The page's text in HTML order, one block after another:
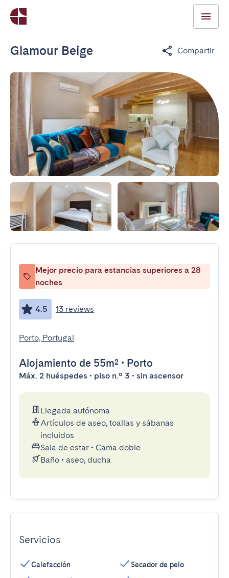
Glamour Beige Compartir
Mejor precio para estancias superiores a 28
noches
4.5 13 reviews
Porto, Portugal
Alojamiento de 55m² • Porto
Máx. 2 huéspedes • piso n.º 3 • sin ascensor
Llegada autónoma
Artículos de aseo, toallas y sábanas
incluidos
Sala de estar • Cama doble
Baño • aseo, ducha
Servicios
Calefacción
Secador de pelo